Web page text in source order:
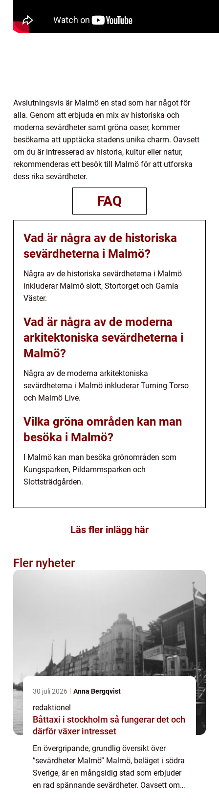
Avslutningsvis är Malmö en stad som har något för
alla. Genom att erbjuda en mix av historiska och
moderna sevärdheter samt gröna oaser, kommer
besökarna att upptäcka stadens unika charm. Oavsett
om du är intresserad av historia, kultur eller natur,
rekommenderas ett besök till Malmö för att utforska
dess rika sevärdheter.
FAQ
Vad är några av de historiska
sevärdheterna i Malmö?
Några av de historiska sevärdheterna i Malmö
inkluderar Malmö slott, Stortorget och Gamla
Väster.
Vad är några av de moderna
arkitektoniska sevärdheterna i
Malmö?
Några av de moderna arkitektoniska
sevärdheterna i Malmö inkluderar Turning Torso
och Malmö Live.
Vilka gröna områden kan man
besöka i Malmö?
I Malmö kan man besöka grönområden som
Kungsparken, Pildammsparken och
Slottsträdgården.
Läs fler inlägg här
Fler nyheter
30 juli 2026 Anna Bergqvist
redaktionel
Båttaxi i stockholm så fungerar det och
därför växer intresset
En övergripande, grundlig översikt över
”sevärdheter Malmö” Malmö, beläget i södra
Sverige, är en mångsidig stad som erbjuder
en rad spännande sevärdheter. Oavsett om